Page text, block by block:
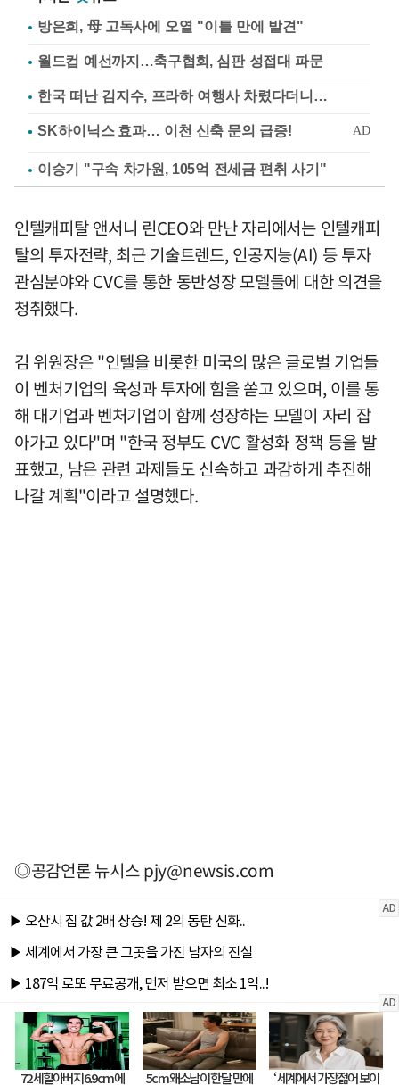
방은희, 母 고독사에 오열 "이틀 만에 발견"
월드컵 예선까지…축구협회, 심판 성접대 파문
한국 떠난 김지수, 프라하 여행사 차렸다더니…
이승기 "구속 차가원, 105억 전세금 편취 사기"
인텔캐피탈 앤서니 린CEO와 만난 자리에서는 인텔캐피
탈의 투자전략, 최근 기술트렌드, 인공지능(AI) 등 투자
관심분야와 CVC를 통한 동반성장 모델들에 대한 의견을
청취했다.
김 위원장은 "인텔을 비롯한 미국의 많은 글로벌 기업들
이 벤처기업의 육성과 투자에 힘을 쏟고 있으며, 이를 통
해 대기업과 벤처기업이 함께 성장하는 모델이 자리 잡
아가고 있다"며 "한국 정부도 CVC 활성화 정책 등을 발
표했고, 남은 관련 과제들도 신속하고 과감하게 추진해
나갈 계획"이라고 설명했다.
◎공감언론 뉴시스pjy@newsis.com